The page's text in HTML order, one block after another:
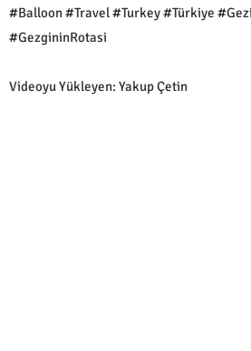
#Balloon #Travel #Turkey #Türkiye
#GezgininRotasi
Videoyu Yükleyen: Yakup Çetin